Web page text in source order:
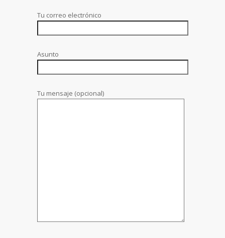
Tu correo electrónico
Asunto
Tu mensaje (opcional)